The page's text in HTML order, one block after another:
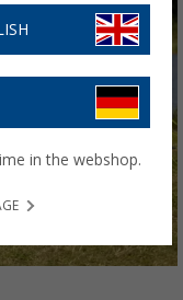
in the webshop.